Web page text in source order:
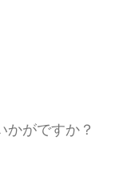
がですか？